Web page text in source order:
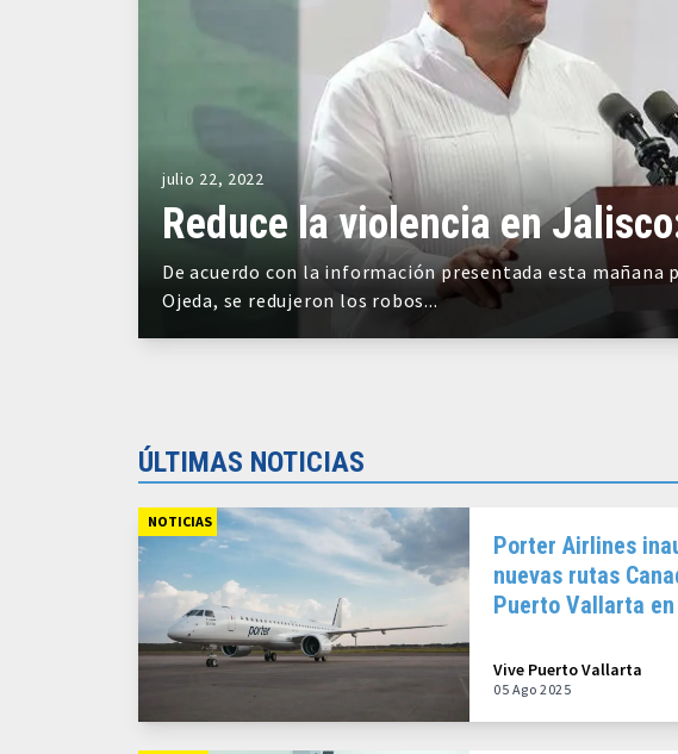
julio 22, 2022
Reduce la violencia en
De acuerdo con la información presentada esta mañana
Ojeda, se redujeron los robos...
ÚLTIMAS NOTICIAS
NOTICIAS
Porter Airlines
nuevas rutas
Puerto Vallarta
Vive Puerto Vallarta
05 Ago 2025